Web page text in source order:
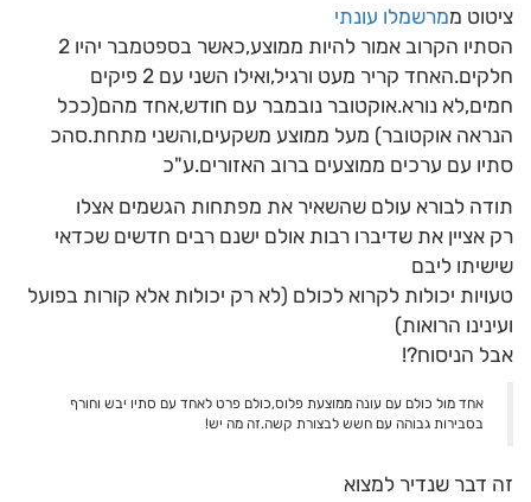
ציטוט ממרשמלו עונתי
הסתיו הקרוב אמור להיות ממוצע,כאשר בספטמבר יהיו 2
חלקים.האחד קריר מעט ורגיל,ואילו השני עם 2 פיקים
חמים,לא נורא.אוקטובר נובמבר עם חודש,אחד מהם(ככל
הנראה אוקטובר) מעל ממוצע משקעים,והשני מתחת.סהכ
סתיו עם ערכים ממוצעים ברוב האזורים.ע"כ
תודה לבורא עולם שהשאיר את מפתחות הגשמים אצלו
רק אציין את שדיברו רבות אולם ישנם רבים חדשים שכדאי
שישיתו ליבם
טעויות יכולות לקרוא לכולם (לא רק יכולות אלא קורות בפועל
ועינינו הרואות)
אבל הניסוח?!
אחד מול כולם עם עונה ממוצעת פלוס,כולם פרט לאחד עם סתיו יבש וחורף
בסבירות גבוהה עם חשש לבצורת קשה.זה מה יש!
זה דבר שנדיר למצוא